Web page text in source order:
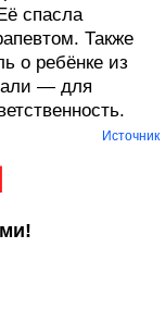
спасла
Также
о ребёнке из
— для
Источник